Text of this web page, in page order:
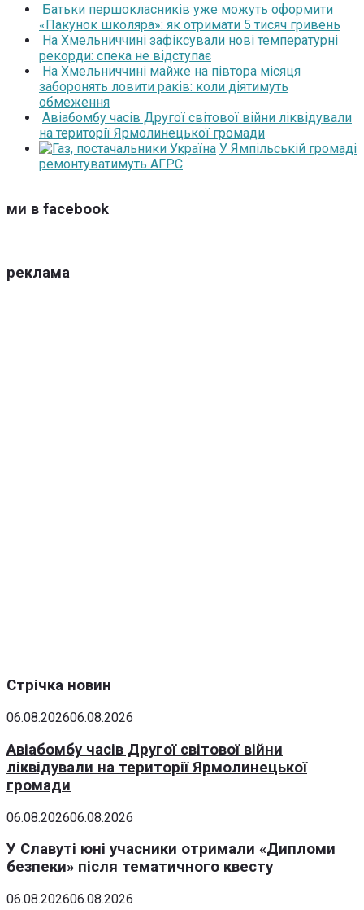
Батьки першокласників уже можуть оформити
«Пакунок школяра»: як отримати 5 тисяч гривень
На Хмельниччині зафіксували нові температурні
рекорди: спека не відступає
На Хмельниччині майже на півтора місяця
заборонять ловити раків: коли діятимуть
обмеження
Авіабомбу часів Другої світової війни ліквідували
на території Ярмолинецької громади
У Ямпільській громаді
ремонтуватимуть АГРС
ми в facebook
реклама
Стрічка новин
06.08.202606.08.2026
Авіабомбу часів Другої світової війни
ліквідували на території Ярмолинецької
громади
06.08.202606.08.2026
У Славуті юні учасники отримали «Дипломи
безпеки» після тематичного квесту
06.08.202606.08.2026